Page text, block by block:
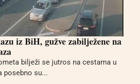
iz BiH, gužve zabilježene na
bilježi se jutros na cestama u
posebno su...